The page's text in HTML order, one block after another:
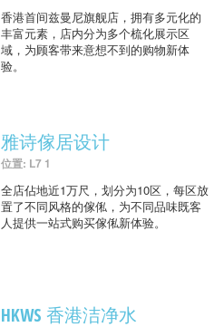
香港首间兹曼尼旗舰店，拥有多元化的
丰富元素，店内分为多个梳化展示区
域，为顾客带来意想不到的购物新体
验。
雅诗傢居设计
位置: L7 1
全店佔地近1万尺，划分为10区，每区放
置了不同风格的傢俬，为不同品味既客
人提供一站式购买傢俬新体验。
HKWS 香港洁净水